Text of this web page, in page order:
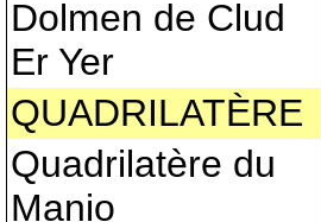
Dolmen de Clud
Er Yer
QUADRILATÈRE
Quadrilatère du
Manio